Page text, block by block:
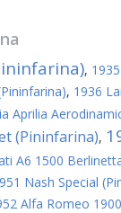
,
, 1936
Aprilia
(Pininfarina),
A6 1500
Nash Special
Alfa Romeo